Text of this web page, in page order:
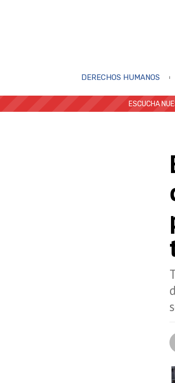
DERECHOS HUMANOS
ESCUCHA